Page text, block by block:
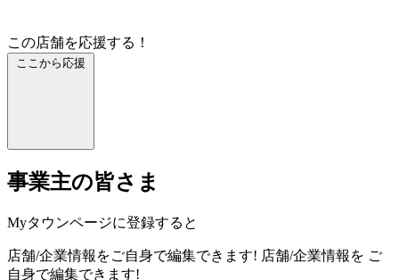
この店舗を応援する！
ここから応援
事業主の皆さま
Myタウンページに登録すると
店舗/企業情報をご自身で編集できます! 店舗/企業情報を ご
自身で編集できます!